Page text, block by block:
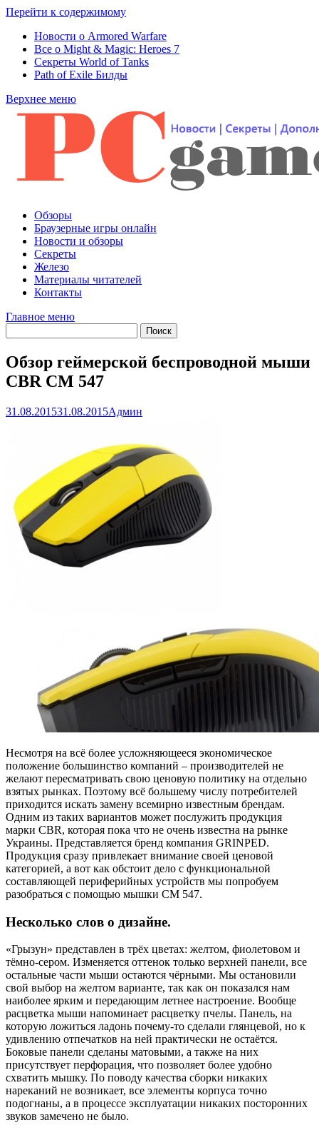
Перейти к содержимому
Новости о Armored Warfare
Все о Might & Magic: Heroes 7
Секреты World of Tanks
Path of Exile Билды
Верхнее меню
Обзоры
Браузерные игры онлайн
Новости и обзоры
Секреты
Железо
Материалы читателей
Контакты
Главное меню
Обзор геймерской беспроводной мыши
CBR CM 547
31.08.201531.08.2015Админ
Несмотря на всё более усложняющееся экономическое
положение большинство компаний – производителей не
желают пересматривать свою ценовую политику на отдельно
взятых рынках. Поэтому всё большему числу потребителей
приходится искать замену всемирно известным брендам.
Одним из таких вариантов может послужить продукция
марки CBR, которая пока что не очень известна на рынке
Украины. Представляется бренд компания GRINPED.
Продукция сразу привлекает внимание своей ценовой
категорией, а вот как обстоит дело с функциональной
составляющей периферийных устройств мы попробуем
разобраться с помощью мышки СМ 547.
Несколько слов о дизайне.
«Грызун» представлен в трёх цветах: желтом, фиолетовом и
тёмно-сером. Изменяется оттенок только верхней панели, все
остальные части мыши остаются чёрными. Мы остановили
свой выбор на желтом варианте, так как он показался нам
наиболее ярким и передающим летнее настроение. Вообще
расцветка мыши напоминает расцветку пчелы. Панель, на
которую ложиться ладонь почему-то сделали глянцевой, но к
удивлению отпечатков на ней практически не остаётся.
Боковые панели сделаны матовыми, а также на них
присутствует перфорация, что позволяет более удобно
схватить мышку. По поводу качества сборки никаких
нареканий не возникает, все элементы корпуса точно
подогнаны, а в процессе эксплуатации никаких посторонних
звуков замечено не было.